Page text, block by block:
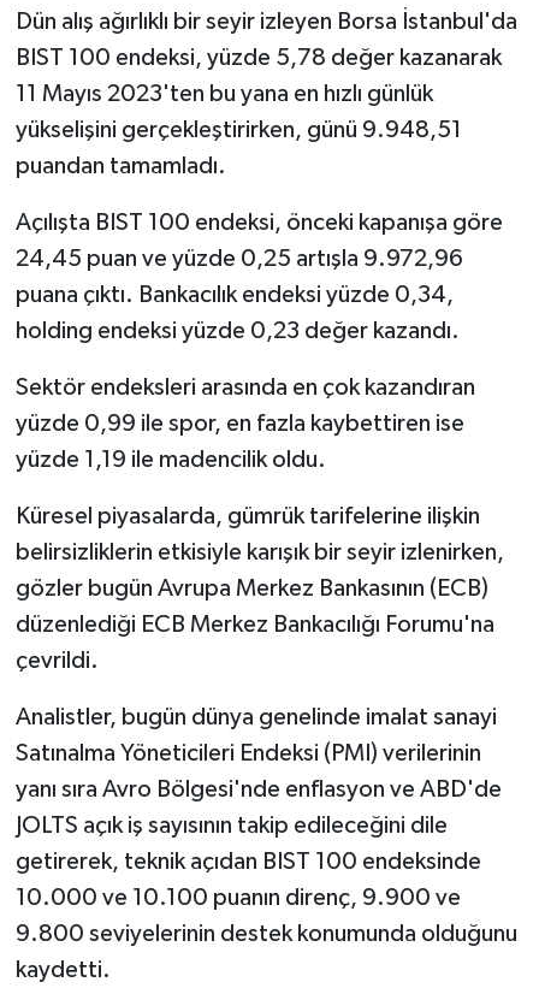
Dün alış ağırlıklı bir seyir izleyen Borsa İstanbul'da
BIST 100 endeksi, yüzde 5,78 değer kazanarak
11 Mayıs 2023'ten bu yana en hızlı günlük
yükselişini gerçekleştirirken, günü 9.948,51
puandan tamamladı.
Açılışta BIST 100 endeksi, önceki kapanışa göre
24,45 puan ve yüzde 0,25 artışla 9.972,96
puana çıktı. Bankacılık endeksi yüzde 0,34,
holding endeksi yüzde 0,23 değer kazandı.
Sektör endeksleri arasında en çok kazandıran
yüzde 0,99 ile spor, en fazla kaybettiren ise
yüzde 1,19 ile madencilik oldu.
Küresel piyasalarda, gümrük tarifelerine ilişkin
belirsizliklerin etkisiyle karışık bir seyir izlenirken,
gözler bugün Avrupa Merkez Bankasının (ECB)
düzenlediği ECB Merkez Bankacılığı Forumu'na
çevrildi.
Analistler, bugün dünya genelinde imalat sanayi
Satınalma Yöneticileri Endeksi (PMI) verilerinin
yanı sıra Avro Bölgesi'nde enflasyon ve ABD'de
JOLTS açık iş sayısının takip edileceğini dile
getirerek, teknik açıdan BIST 100 endeksinde
10.000 ve 10.100 puanın direnç, 9.900 ve
9.800 seviyelerinin destek konumunda olduğunu
kaydetti.